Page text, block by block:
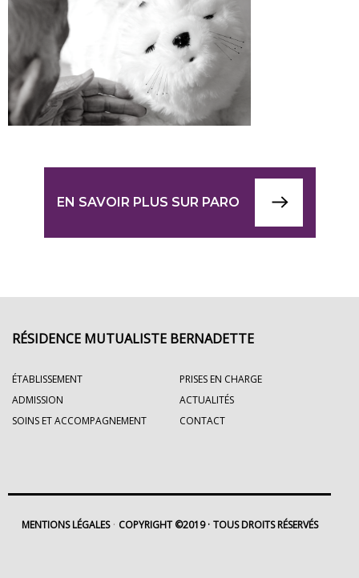
EN SAVOIR PLUS SUR PARO
RÉSIDENCE MUTUALISTE BERNADETTE
ÉTABLISSEMENT
PRISES EN CHARGE
ADMISSION
ACTUALITÉS
SOINS ET ACCOMPAGNEMENT
CONTACT
MENTIONS LÉGALES COPYRIGHT ©2019 TOUS DROITS RÉSERVÉS